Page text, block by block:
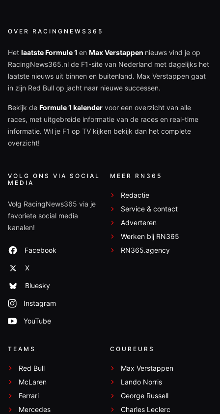
OVER RACINGNEWS365
Het laatste Formule 1 en Max Verstappen nieuws vind je op
RacingNews365.nl de F1-site van Nederland met dagelijks het
laatste nieuws uit binnen en buitenland. Max Verstappen gaat
in zijn Red Bull op jacht naar nieuwe successen.
Bekijk de Formule 1 kalender voor een overzicht van alle
races, met uitgebreide informatie van de races en real-time
informatie. Wil je F1 op TV kijken bekijk dan het complete
overzicht!
VOLG ONS VIA SOCIAL
MEDIA
Volg RacingNews365 via je
favoriete social media
kanalen!
Facebook
X
Bluesky
Instagram
YouTube
MEER RN365
Redactie
Service & contact
Adverteren
Werken bij RN365
RN365.agency
TEAMS
Red Bull
McLaren
Ferrari
Mercedes
COUREURS
Max Verstappen
Lando Norris
George Russell
Charles Leclerc